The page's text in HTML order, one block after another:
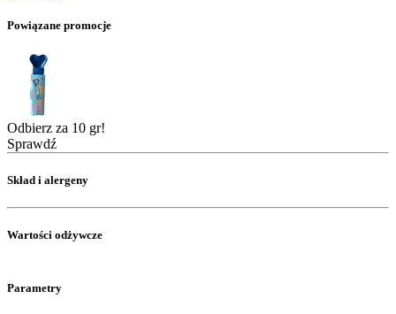
Powiązane promocje
Odbierz za 10 gr!
Sprawdź
Skład i alergeny
Wartości odżywcze
Parametry